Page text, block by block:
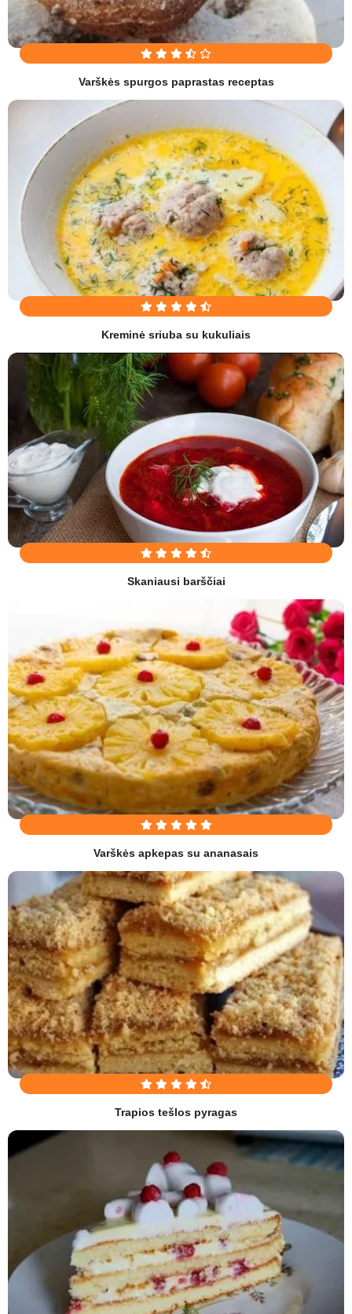
Varškės spurgos paprastas receptas
Kreminė sriuba su kukuliais
Skaniausi barščiai
Varškės apkepas su ananasais
Trapios tešlos pyragas